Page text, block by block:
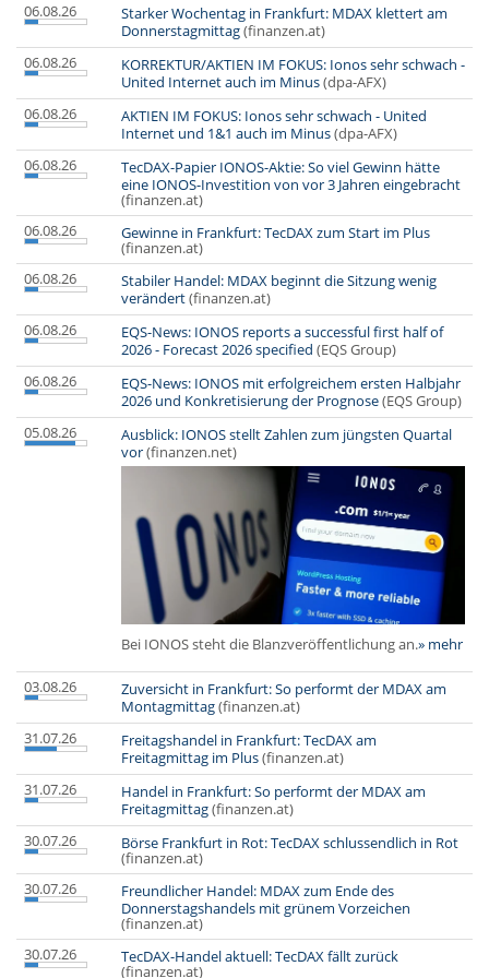
06.08.26
Starker Wochentag in Frankfurt: MDAX klettert am
Donnerstagmittag(finanzen.at)
06.08.26
KORREKTUR/AKTIEN IM FOKUS: Ionos sehr schwach -
United Internet auch im Minus(dpa-AFX)
06.08.26
AKTIEN IM FOKUS: Ionos sehr schwach - United
Internet und 1&1 auch im Minus(dpa-AFX)
06.08.26
TecDAX-Papier IONOS-Aktie: So viel Gewinn hätte
eine IONOS-Investition von vor 3 Jahren eingebracht
(finanzen.at)
06.08.26
Gewinne in Frankfurt: TecDAX zum Start im Plus
(finanzen.at)
06.08.26
Stabiler Handel: MDAX beginnt die Sitzung wenig
verändert(finanzen.at)
06.08.26
EQS-News: IONOS reports a successful first half of
2026 - Forecast 2026 specified (EQS Group)
06.08.26
EQS-News: IONOS mit erfolgreichem ersten Halbjahr
2026 und Konkretisierung der Prognose(EQS Group)
05.08.26
Ausblick: IONOS stellt Zahlen zum jüngsten Quartal
vor(finanzen.net)
Bei IONOS steht die Blanzveröffentlichung an.» mehr
03.08.26
Zuversicht in Frankfurt: So performt der MDAX am
Montagmittag(finanzen.at)
31.07.26
Freitagshandel in Frankfurt: TecDAX am
Freitagmittag im Plus(finanzen.at)
31.07.26
Handel in Frankfurt: So performt der MDAX am
Freitagmittag(finanzen.at)
30.07.26
Börse Frankfurt in Rot: TecDAX schlussendlich in Rot
(finanzen.at)
30.07.26
Freundlicher Handel: MDAX zum Ende des
Donnerstagshandels mit grünem Vorzeichen
(finanzen.at)
30.07.26
TecDAX-Handel aktuell: TecDAX fällt zurück
(finanzen.at)